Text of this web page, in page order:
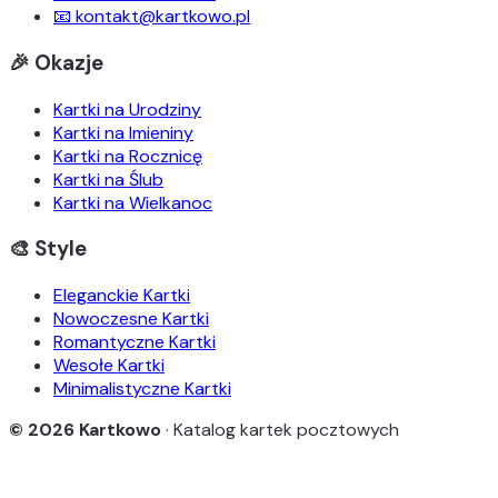
📧 kontakt@kartkowo.pl
🎉 Okazje
Kartki na Urodziny
Kartki na Imieniny
Kartki na Rocznicę
Kartki na Ślub
Kartki na Wielkanoc
🎨 Style
Eleganckie Kartki
Nowoczesne Kartki
Romantyczne Kartki
Wesołe Kartki
Minimalistyczne Kartki
© 2026 Kartkowo· Katalog kartek pocztowych